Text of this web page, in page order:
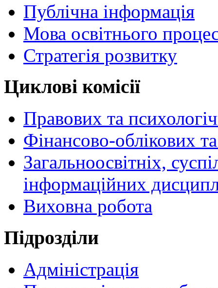
Публічна інформація
Мова освітнього
Стратегія розвитку
Циклові комісії
Правових та
Фінансово-облікових
Загальноосвітніх,
інформаційних
Виховна робота
Пiдрозділи
Адміністрація